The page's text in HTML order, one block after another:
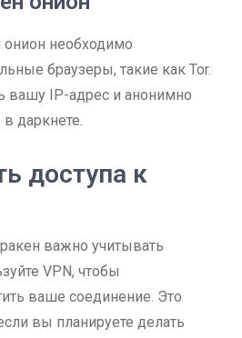
онион необходимо
браузеры, такие как Tor.
вашу IP-адрес и анонимно
даркнете.
доступа к
важно учитывать
VPN, чтобы
ваше соединение. Это
вы планируете делать